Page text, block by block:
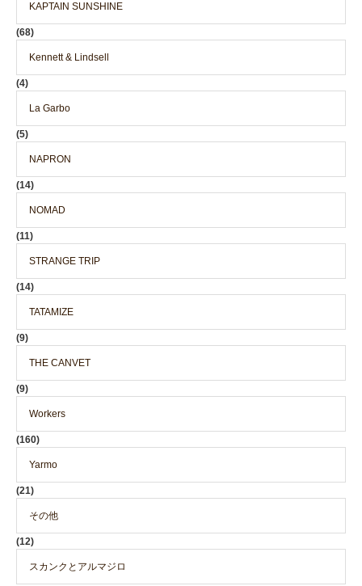
KAPTAIN SUNSHINE
(68)
Kennett & Lindsell
(4)
La Garbo
(5)
NAPRON
(14)
NOMAD
(11)
STRANGE TRIP
(14)
TATAMIZE
(9)
THE CANVET
(9)
Workers
(160)
Yarmo
(21)
その他
(12)
スカンクとアルマジロ